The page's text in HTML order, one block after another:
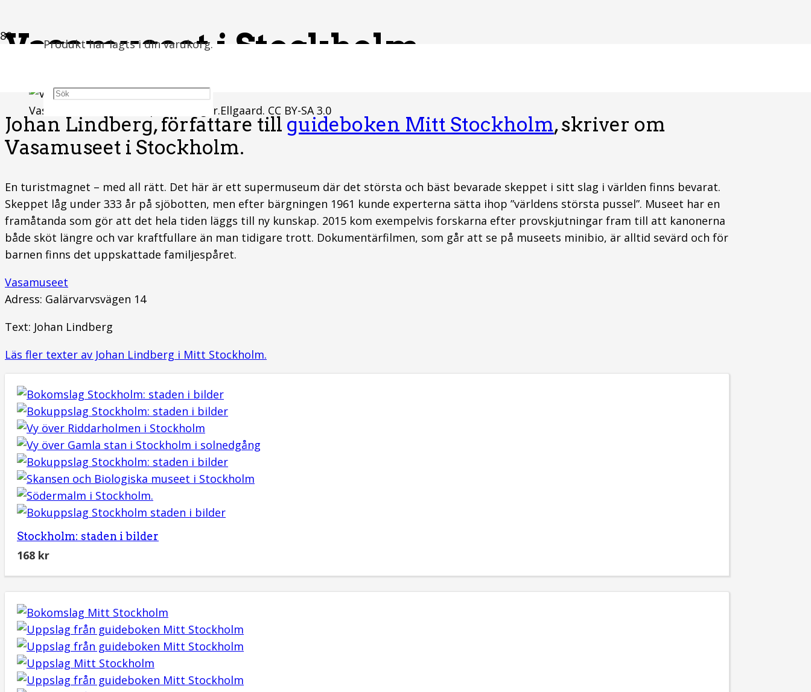
Produkthar lagts i din varukorg.
Vasamuseet i Stockholm
Vasamuseet. Foto: Wikipedia/Holger.Ellgaard. CC BY-SA 3.0
Johan Lindberg, författare till guideboken Mitt Stockholm, skriver om
Vasamuseet i Stockholm.
En turistmagnet – med all rätt. Det här är ett supermuseum där det största och bäst bevarade skeppet i sitt slag i världen finns bevarat.
Skeppet låg under 333 år på sjöbotten, men efter bärgningen 1961 kunde experterna sätta ihop ”världens största pussel”. Museet har en
framåtanda som gör att det hela tiden läggs till ny kunskap. 2015 kom exempelvis forskarna efter provskjutningar fram till att kanonerna
både sköt längre och var kraftfullare än man tidigare trott. Dokumentärfilmen, som går att se på museets minibio, är alltid sevärd och för
barnen finns det uppskattade familjespåret.
Vasamuseet
Adress: Galärvarvsvägen 14
Text: Johan Lindberg
Läs fler texter av Johan Lindberg i Mitt Stockholm.
Stockholm: staden i bilder
168 kr